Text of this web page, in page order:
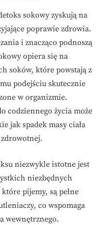
sokowy zyskują na
poprawie zdrowia.
i znacząco podnoszą
opiera się na
soków, które powstają z
podejściu skutecznie
w organizmie.
codziennego życia może
jak spadek masy ciała
niezwykle istotne jest
niezbędnych
pijemy, są pełne
co wspomaga
wewnętrznego.